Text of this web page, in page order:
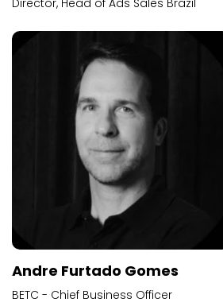
Director, Head of Ads Sales Brazil
Andre Furtado Gomes
BETC - Chief Business Officer